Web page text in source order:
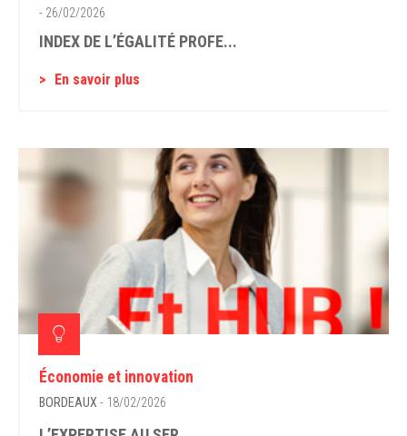
- 26/02/2026
INDEX DE L’ÉGALITÉ PROFE...
En savoir plus
Économie et innovation
BORDEAUX - 18/02/2026